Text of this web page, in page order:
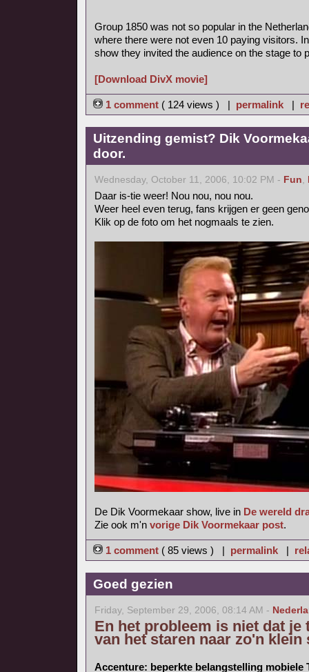
Group 1850 was not so popular in the
where there were not even 10 paying visitors.
show they invited the audience on the stage to
[Download DivX movie]
1 comment ( 124 views ) | permalink|
Uitzending gemist? Dik
door.
Wednesday, October 11, 2006, 10:02 PM - Fun,
Daar is-tie weer! Nou nou, nou nou.
Weer heel even terug, fans krijgen er geen
Klik op de foto om het nogmaals te zien.
De Dik Voormekaar show, live in De wereld
Zie ook m'n vorige Dik Voormekaar post.
1 comment ( 85 views ) | permalink|
Goed gezien
Friday, September 29, 2006, 08:14 AM -
En het probleem is niet dat
van het staren naar zo'n klein
Accenture: beperkte belangstelling mobiele